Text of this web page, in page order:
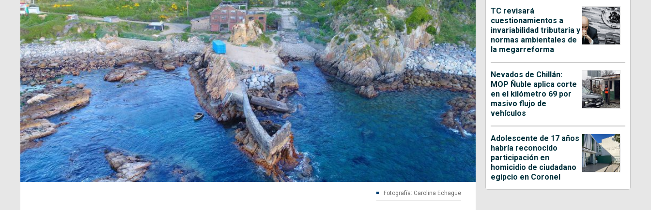
Fotografía: Carolina Echagüe
TC revisará
cuestionamientos a
invariabilidad tributaria y
normas ambientales de
la megarreforma
Nevados de Chillán:
MOP Ñuble aplica corte
en el kilómetro 69 por
masivo flujo de
vehículos
Adolescente de 17 años
habría reconocido
participación en
homicidio de ciudadano
egipcio en Coronel